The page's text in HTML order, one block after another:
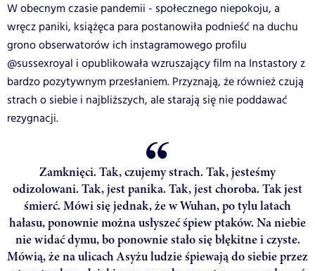
W obecnym czasie pandemii - społecznego niepokoju, a
wręcz paniki, książęca para postanowiła podnieść na duchu
grono obserwatorów ich instagramowego profilu
@sussexroyal i opublikowała wzruszający film na Instastory z
bardzo pozytywnym przesłaniem. Przyznają, że również czują
strach o siebie i najbliższych, ale starają się nie poddawać
rezygnacji.
Zamknięci. Tak, czujemy strach. Tak, jesteśmy
odizolowani. Tak, jest panika. Tak, jest choroba. Tak jest
śmierć. Mówi się jednak, że w Wuhan, po tylu latach
hałasu, ponownie można usłyszeć śpiew ptaków. Na niebie
nie widać dymu, bo ponownie stało się błękitne i czyste.
Mówią, że na ulicach Asyżu ludzie śpiewają do siebie przez